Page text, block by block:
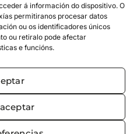
á información do dispositivo. O
permitiranos procesar datos
ou os identificadores únicos
ou retiralo pode afectar
e funcións.